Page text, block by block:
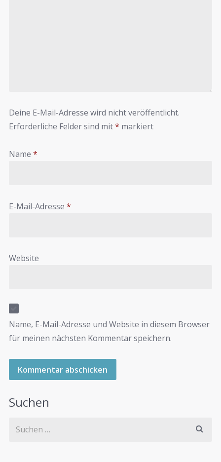
Deine E-Mail-Adresse wird nicht veröffentlicht.
Erforderliche Felder sind mit* markiert
Name *
E-Mail-Adresse *
Website
Name, E-Mail-Adresse und Website in diesem Browser
für meinen nächsten Kommentar speichern.
Suchen